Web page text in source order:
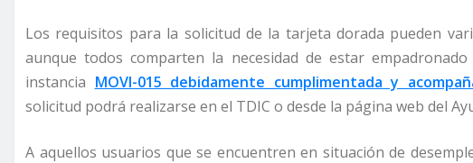
Los requisitos para la solicitud de la tarjeta dorada pueden
aunque todos comparten la necesidad de estar
instancia MOVI-015 debidamente cumplimentada y
solicitud podrá realizarse en el TDIC o desde la página web del
A aquellos usuarios que se encuentren en situación de